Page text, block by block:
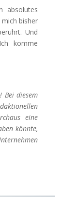
absolutes
bisher
Und
komme
Bei diesem
eine
könnte,